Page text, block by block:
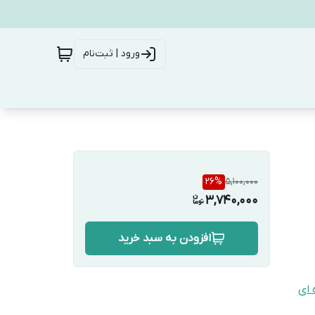
ورود | ثبت‌نام
ای
5,100,000
26%
3,740,000
افزودن به سبد خرید